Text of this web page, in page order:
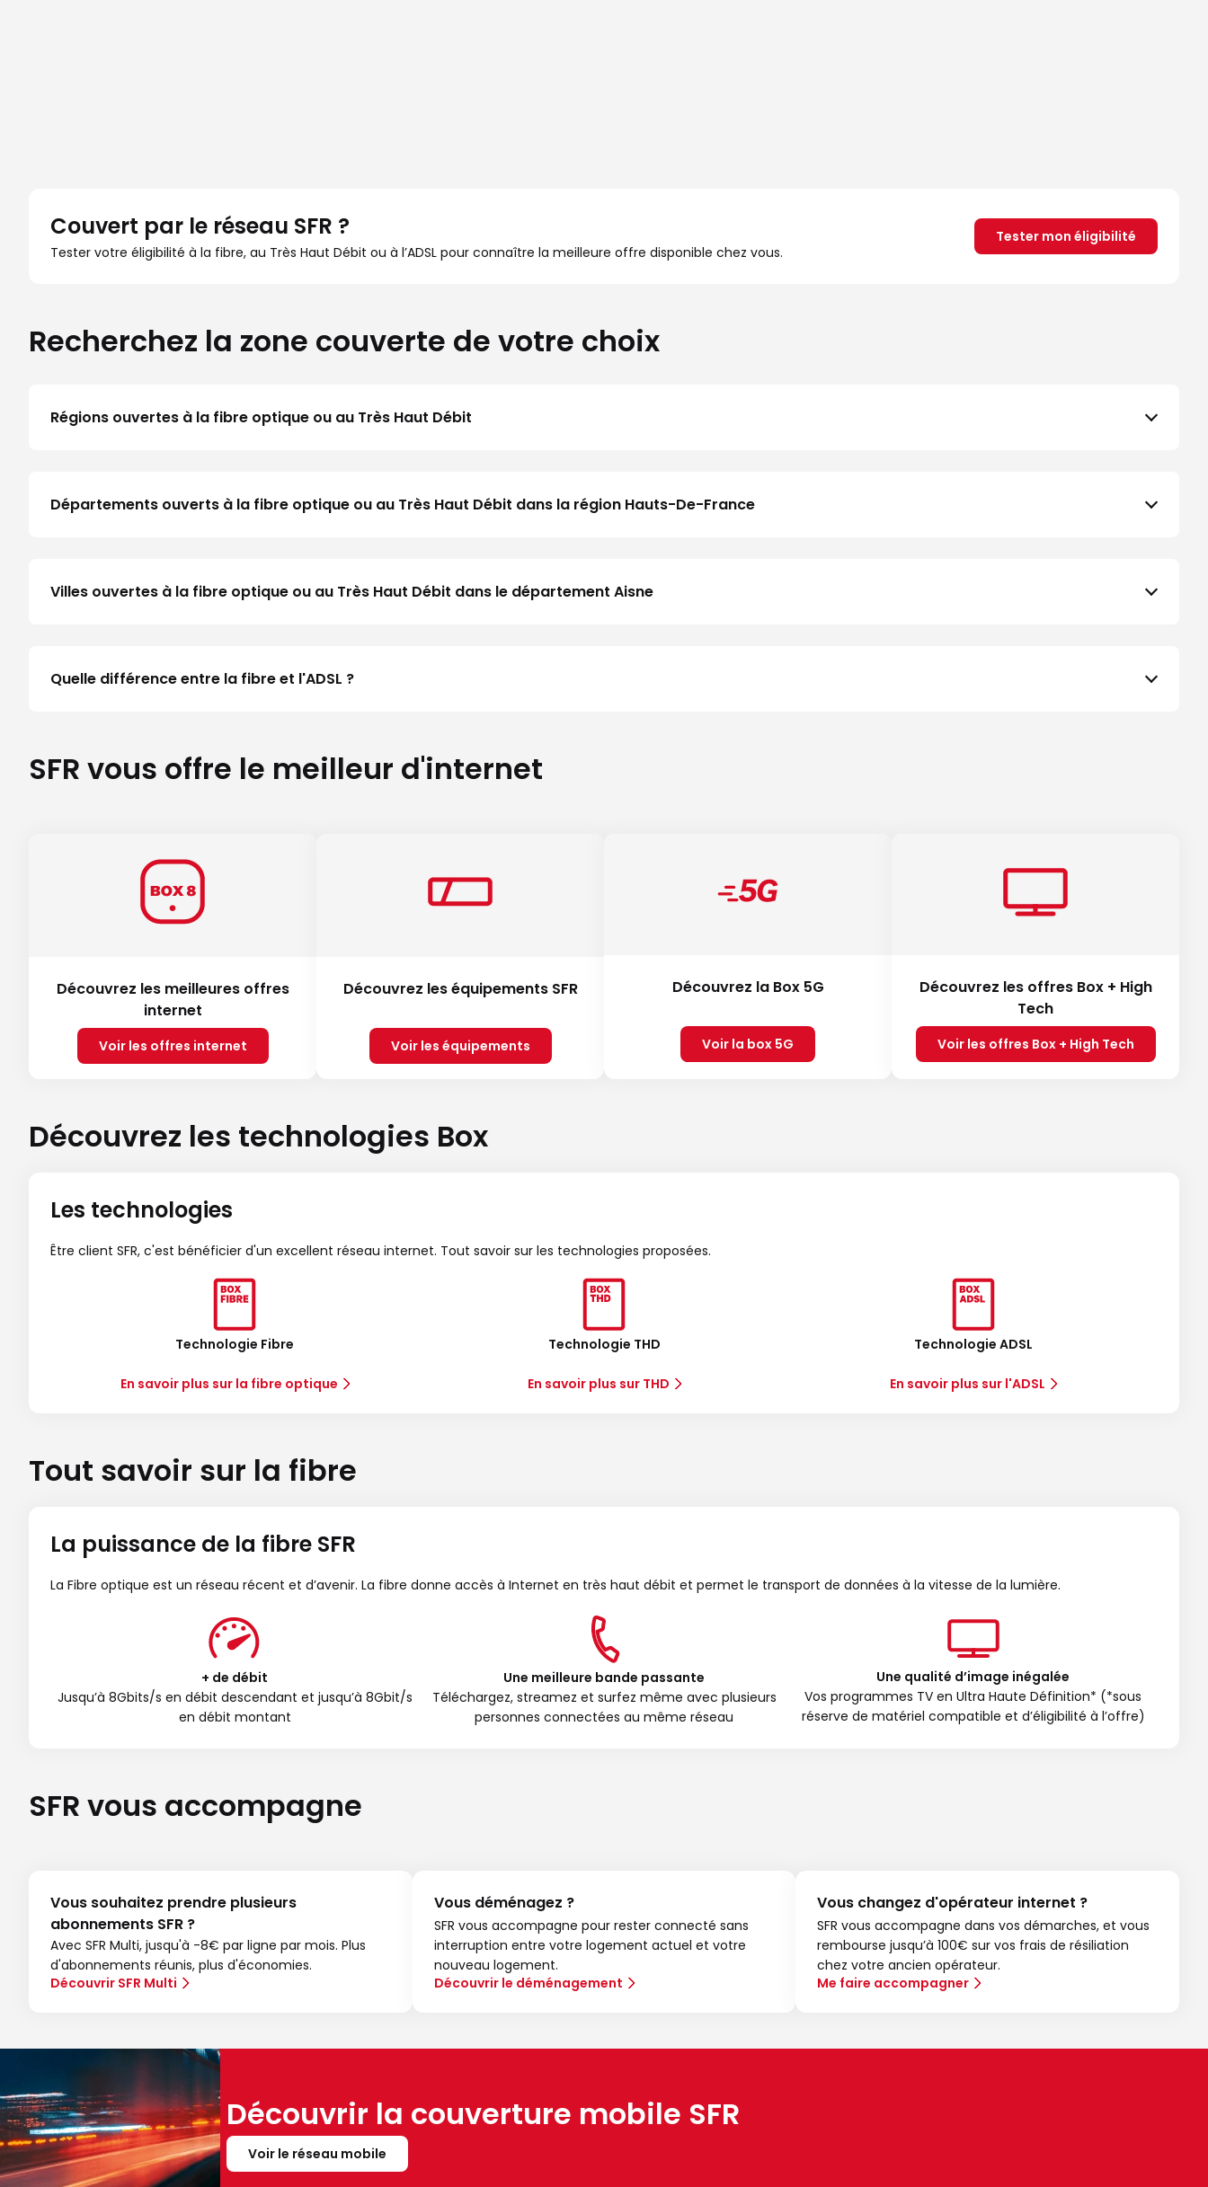
Couvert par le réseau SFR ?
Tester votre éligibilité à la fibre, au Très Haut Débit ou à l’ADSL pour connaître la meilleure offre disponible chez vous.
Tester mon éligibilité
Recherchez la zone couverte de votre choix
Régions ouvertes à la fibre optique ou au Très Haut Débit
Départements ouverts à la fibre optique ou au Très Haut Débit dans la région Hauts-De-France
Villes ouvertes à la fibre optique ou au Très Haut Débit dans le département Aisne
Quelle différence entre la fibre et l'ADSL ?
SFR vous offre le meilleur d'internet
Découvrez les meilleures offres
internet
Voir les offres internet
Découvrez les équipements SFR
Voir les équipements
Découvrez la Box 5G
Voir la box 5G
Découvrez les offres Box + High
Tech
Voir les offres Box + High Tech
Découvrez les technologies Box
Les technologies
Être client SFR, c'est bénéficier d'un excellent réseau internet. Tout savoir sur les technologies proposées.
Technologie Fibre
En savoir plus sur la fibre optique
Technologie THD
En savoir plus sur THD
Technologie ADSL
En savoir plus sur l'ADSL
Tout savoir sur la fibre
La puissance de la fibre SFR
La Fibre optique est un réseau récent et d’avenir. La fibre donne accès à Internet en très haut débit et permet le transport de données à la vitesse de la lumière.
+ de débit
Jusqu’à 8Gbits/s en débit descendant et jusqu’à 8Gbit/s
en débit montant
Une meilleure bande passante
Téléchargez, streamez et surfez même avec plusieurs
personnes connectées au même réseau
Une qualité d’image inégalée
Vos programmes TV en Ultra Haute Définition* (*sous
réserve de matériel compatible et d’éligibilité à l’offre)
SFR vous accompagne
Vous souhaitez prendre plusieurs
abonnements SFR ?
Avec SFR Multi, jusqu'à -8€ par ligne par mois. Plus
d'abonnements réunis, plus d'économies.
Découvrir SFR Multi
Vous déménagez ?
SFR vous accompagne pour rester connecté sans
interruption entre votre logement actuel et votre
nouveau logement.
Découvrir le déménagement
Vous changez d'opérateur internet ?
SFR vous accompagne dans vos démarches, et vous
rembourse jusqu’à 100€ sur vos frais de résiliation
chez votre ancien opérateur.
Me faire accompagner
Découvrir la couverture mobile SFR
Voir le réseau mobile